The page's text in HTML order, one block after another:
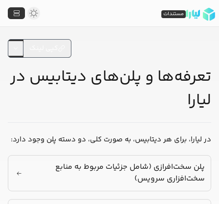
تعرفه‌ها و پلن‌های دیتابیس در
لیارا
در لیارا، برای هر دیتابیس، به صورت کلی، دو دسته پلن وجود دارد:
پلن سخت‌افرازی (شامل جزئیات مربوط به منابع
سخت‌افزاری سرویس)
مستندات